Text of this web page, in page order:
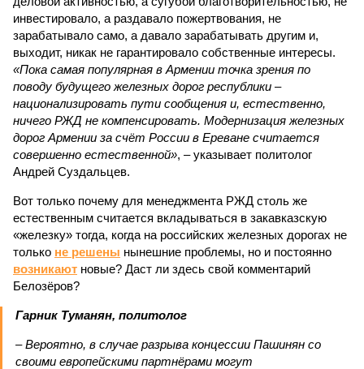
инвестировало, а раздавало пожертвования, не
зарабатывало само, а давало зарабатывать другим и,
выходит, никак не гарантировало собственные интересы.
«Пока самая популярная в Армении точка зрения по
поводу будущего железных дорог рес­публики –
национализировать пути сообщения и, естественно,
ничего РЖД не компенсировать. Модернизация железных
дорог Армении за счёт России в Ереване считается
совершенно естественной», – указывает политолог
Андрей Суздальцев.
Вот только почему для менеджмента РЖД столь же
естественным считается вкладываться в закавказскую
«железку» тогда, когда на российских железных дорогах не
только не решены нынешние проблемы, но и постоянно
возникают новые? Даст ли здесь свой комментарий
Белозёров?
Гарник Туманян, политолог
– Вероятно, в случае разрыва концессии Пашинян со
своими европейскими партнёрами могут